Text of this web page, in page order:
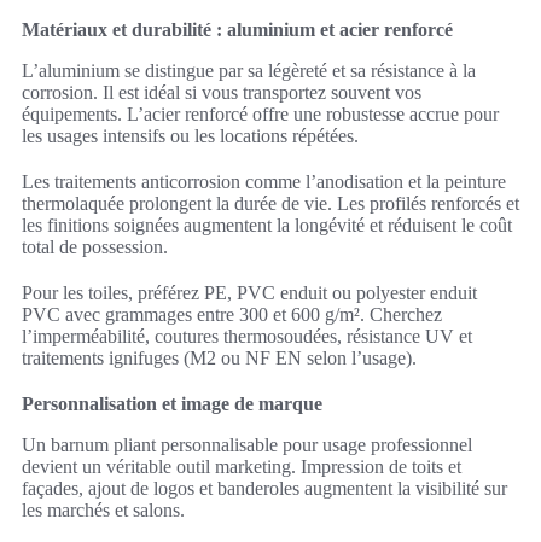
Matériaux et durabilité : aluminium et acier renforcé
L’aluminium se distingue par sa légèreté et sa résistance à la
corrosion. Il est idéal si vous transportez souvent vos
équipements. L’acier renforcé offre une robustesse accrue pour
les usages intensifs ou les locations répétées.
Les traitements anticorrosion comme l’anodisation et la peinture
thermolaquée prolongent la durée de vie. Les profilés renforcés et
les finitions soignées augmentent la longévité et réduisent le coût
total de possession.
Pour les toiles, préférez PE, PVC enduit ou polyester enduit
PVC avec grammages entre 300 et 600 g/m². Cherchez
l’imperméabilité, coutures thermosoudées, résistance UV et
traitements ignifuges (M2 ou NF EN selon l’usage).
Personnalisation et image de marque
Un barnum pliant personnalisable pour usage professionnel
devient un véritable outil marketing. Impression de toits et
façades, ajout de logos et banderoles augmentent la visibilité sur
les marchés et salons.